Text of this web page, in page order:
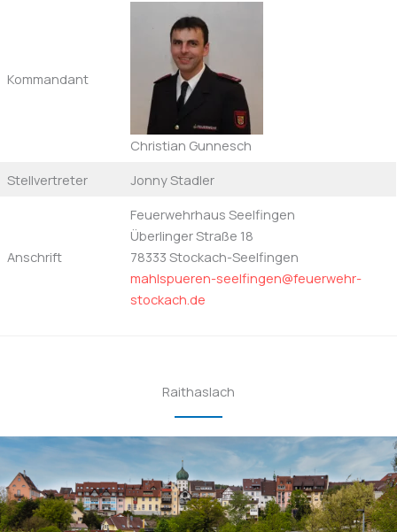
Kommandant
Christian Gunnesch
Stellvertreter
Jonny Stadler
Anschrift
Feuerwehrhaus Seelfingen
Überlinger Straße 18
78333 Stockach-Seelfingen
mahlspueren-seelfingen@feuerwehr-
stockach.de
Raithaslach